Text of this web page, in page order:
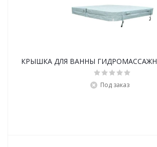
КРЫШКА ДЛЯ ВАННЫ
Под заказ